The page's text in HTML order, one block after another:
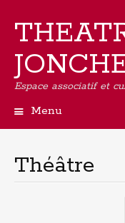
Espace associatif et
Menu
contenu
principal
Théâtre